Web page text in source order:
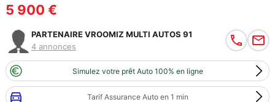
5 900 €
PARTENAIRE VROOMIZ MULTI AUTOS 91
4 annonces
Simulez votre prêt Auto 100% en ligne
Tarif Assurance Auto en 1 min